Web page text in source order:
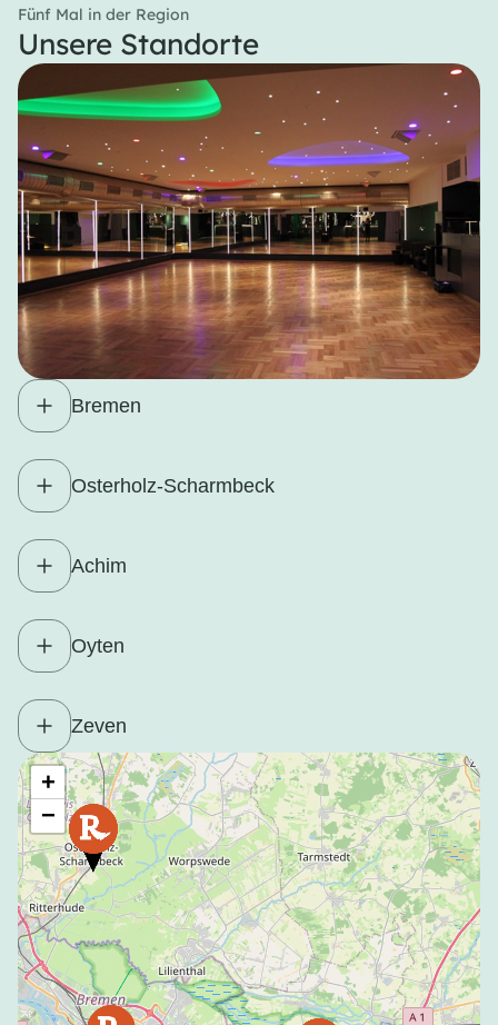
Fünf Mal in der Region
Unsere Standorte
Bremen
Osterholz-Scharmbeck
Achim
Oyten
Zeven
+
−